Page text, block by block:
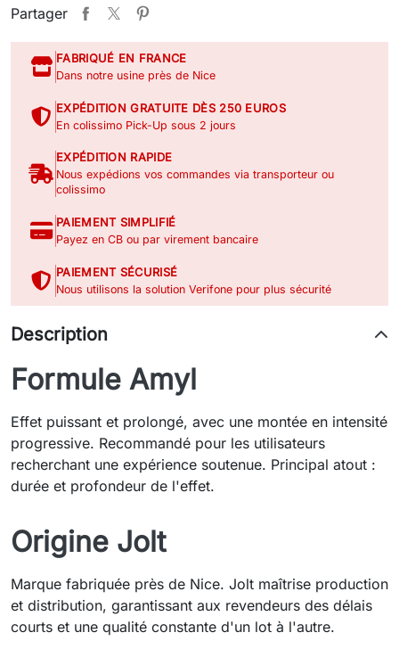
Partager
FABRIQUÉ EN FRANCE
Dans notre usine près de Nice
EXPÉDITION GRATUITE DÈS 250 EUROS
En colissimo Pick-Up sous 2 jours
EXPÉDITION RAPIDE
Nous expédions vos commandes via transporteur ou
colissimo
PAIEMENT SIMPLIFIÉ
Payez en CB ou par virement bancaire
PAIEMENT SÉCURISÉ
Nous utilisons la solution Verifone pour plus sécurité
Description
Formule Amyl
Effet puissant et prolongé, avec une montée en intensité
progressive. Recommandé pour les utilisateurs
recherchant une expérience soutenue. Principal atout :
durée et profondeur de l'effet.
Origine Jolt
Marque fabriquée près de Nice. Jolt maîtrise production
et distribution, garantissant aux revendeurs des délais
courts et une qualité constante d'un lot à l'autre.